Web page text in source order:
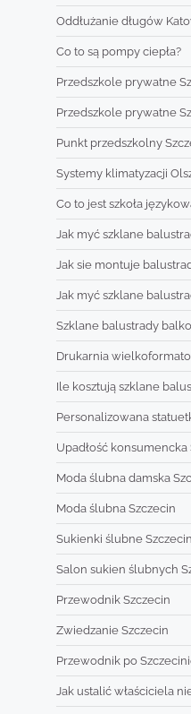
Oddłużanie długów
Co to są pompy ciepła?
Przedszkole prywatne
Przedszkole prywatne
Punkt przedszkolny
Systemy klimatyzacji
Co to jest szkoła
Jak myć szklane
Jak sie montuje
Jak myć szklane
Szklane balustrady
Drukarnia
Ile kosztują szklane
Personalizowana
Upadłość konsumencka
Moda ślubna damska
Moda ślubna Szczecin
Sukienki ślubne Szczecin
Salon sukien ślubnych
Przewodnik Szczecin
Zwiedzanie Szczecin
Przewodnik po
Jak ustalić właściciela